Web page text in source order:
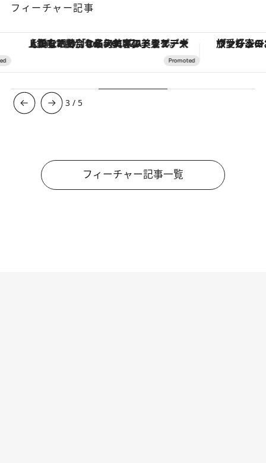
フィーチャー記事
【銀座で出合う最旬美容】美髪ケアや上質な眠り…セルフケアのアップデートから、特別な名入れギフトまで。大人のための「ReFa GINZA」クルーズ ヴァシュロン・コンスタンタ
3 / 5
フィーチャー記事一覧